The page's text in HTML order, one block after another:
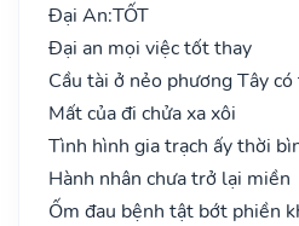
Đại An:TỐT
Đại an mọi việc tốt thay
Cầu tài ở nẻo phương Tây có
Mất của đi chửa xa xôi
Tình hình gia trạch ấy thời
Hành nhân chưa trở lại miền
Ốm đau bệnh tật bớt phiền